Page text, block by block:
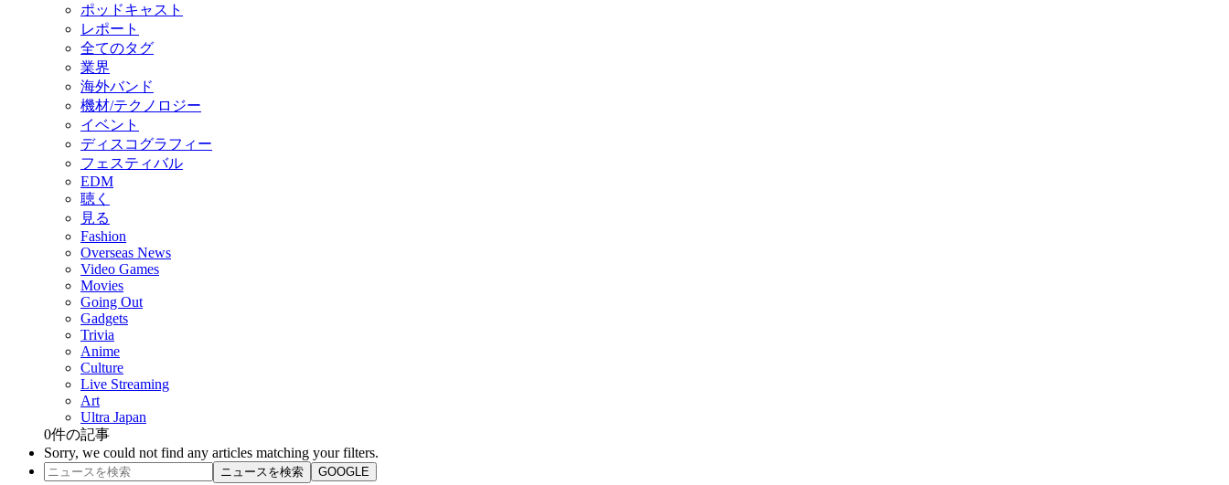
ポッドキャスト
レポート
全てのタグ
業界
海外バンド
機材/テクノロジー
イベント
ディスコグラフィー
フェスティバル
EDM
聴く
見る
Fashion
Overseas News
Video Games
Movies
Going Out
Gadgets
Trivia
Anime
Culture
Live Streaming
Art
Ultra Japan
0件の記事
Sorry, we could not find any articles matching your filters.
ニュースを検索 GOOGLE